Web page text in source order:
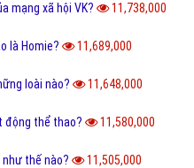
mạng xã hội VK? 11,738,000
là Homie? 11,689,000
loài nào? 11,648,000
động thể thao? 11,580,000
thế nào? 11,505,000